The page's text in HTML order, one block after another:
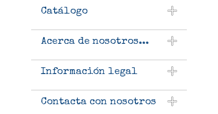
Catálogo
Acerca de nosotros...
Información legal
Contacta con nosotros